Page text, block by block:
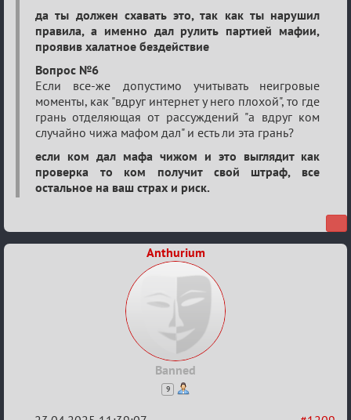
да ты должен схавать это, так как ты нарушил
правила, а именно дал рулить партией мафии,
проявив халатное бездействие
Вопрос №6
Если все-же допустимо учитывать неигровые
моменты, как "вдруг интернет у него плохой", то где
грань отделяющая от рассуждений "а вдруг ком
случайно чижа мафом дал" и есть ли эта грань?
если ком дал мафа чижом и это выглядит как
проверка то ком получит свой штраф, все
остальное на ваш страх и риск.
Anthurium
Banned
9